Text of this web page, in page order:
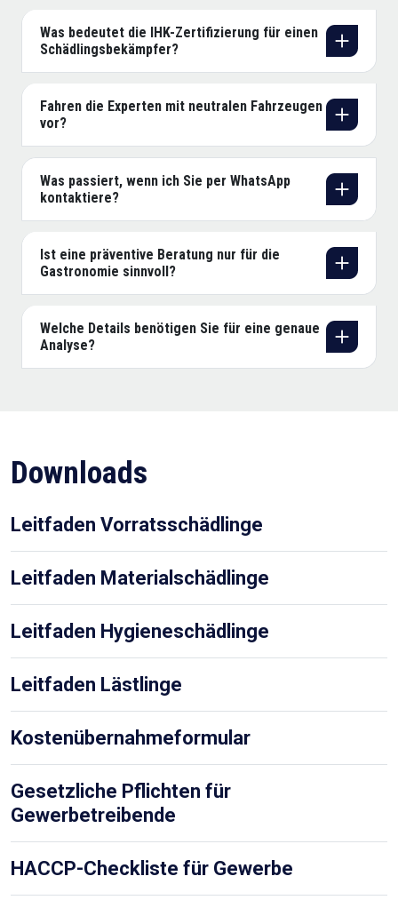
Was bedeutet die IHK-Zertifizierung für einen
Schädlingsbekämpfer?
Fahren die Experten mit neutralen Fahrzeugen
vor?
Was passiert, wenn ich Sie per WhatsApp
kontaktiere?
Ist eine präventive Beratung nur für die
Gastronomie sinnvoll?
Welche Details benötigen Sie für eine genaue
Analyse?
Downloads
Leitfaden Vorratsschädlinge
Leitfaden Materialschädlinge
Leitfaden Hygieneschädlinge
Leitfaden Lästlinge
Kostenübernahmeformular
Gesetzliche Pflichten für
Gewerbetreibende
HACCP-Checkliste für Gewerbe